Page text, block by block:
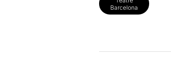
Barcelona